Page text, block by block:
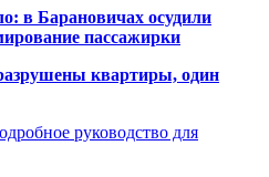
в Барановичах осудили
пассажирки
квартиры, один
руководство для